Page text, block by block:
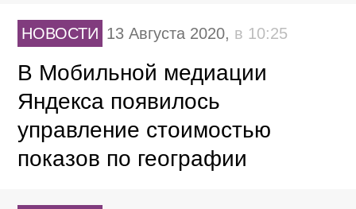
НОВОСТИ 13 Августа 2020, в 10:25
В Мобильной медиации
Яндекса появилось
управление стоимостью
показов по географии